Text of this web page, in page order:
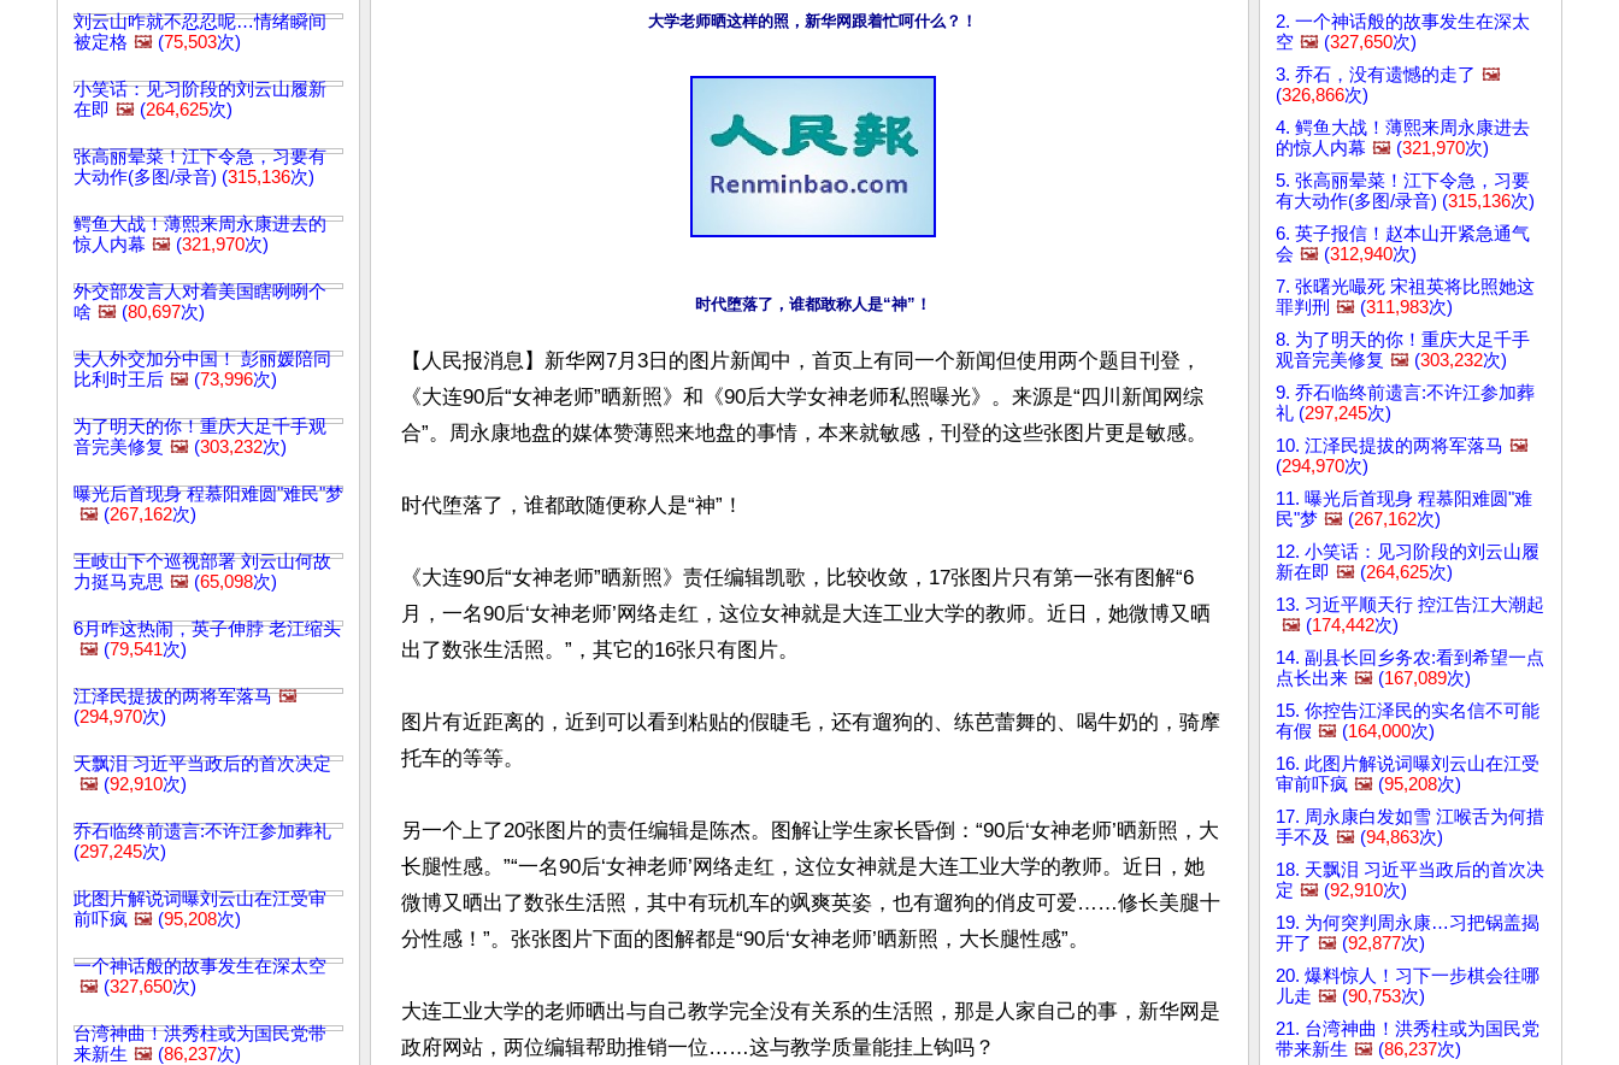
刘云山咋就不忍忍呢…情绪瞬间
被定格 🖼️ (75,503次)
小笑话：见习阶段的刘云山履新
在即 🖼️ (264,625次)
张高丽晕菜！江下令急，习要有
大动作(多图/录音) (315,136次)
鳄鱼大战！薄熙来周永康进去的
惊人内幕 🖼️ (321,970次)
外交部发言人对着美国瞎咧咧个
啥 🖼️ (80,697次)
夫人外交加分中国！ 彭丽媛陪同
比利时王后 🖼️ (73,996次)
为了明天的你！重庆大足千手观
音完美修复 🖼️ (303,232次)
曝光后首现身 程慕阳难圆"难民"梦
🖼️ (267,162次)
王岐山下个巡视部署 刘云山何故
力挺马克思 🖼️ (65,098次)
6月咋这热闹，英子伸脖 老江缩头
🖼️ (79,541次)
江泽民提拔的两将军落马 🖼️
(294,970次)
天飘泪 习近平当政后的首次决定
🖼️ (92,910次)
乔石临终前遗言:不许江参加葬礼
(297,245次)
此图片解说词曝刘云山在江受审
前吓疯 🖼️ (95,208次)
一个神话般的故事发生在深太空
🖼️ (327,650次)
台湾神曲！洪秀柱或为国民党带
来新生 🖼️ (86,237次)
大学老师晒这样的照，新华网跟着忙呵什么？！
时代堕落了，谁都敢称人是“神”！
【人民报消息】新华网7月3日的图片新闻中，首页上有同一个新闻但使用两个题目刊登，
《大连90后“女神老师”晒新照》和《90后大学女神老师私照曝光》。来源是“四川新闻网综
合”。周永康地盘的媒体赞薄熙来地盘的事情，本来就敏感，刊登的这些张图片更是敏感。
时代堕落了，谁都敢随便称人是“神”！
《大连90后“女神老师”晒新照》责任编辑凯歌，比较收敛，17张图片只有第一张有图解“6
月，一名90后‘女神老师’网络走红，这位女神就是大连工业大学的教师。近日，她微博又晒
出了数张生活照。”，其它的16张只有图片。
图片有近距离的，近到可以看到粘贴的假睫毛，还有遛狗的、练芭蕾舞的、喝牛奶的，骑摩
托车的等等。
另一个上了20张图片的责任编辑是陈杰。图解让学生家长昏倒：“90后‘女神老师’晒新照，大
长腿性感。”“一名90后‘女神老师’网络走红，这位女神就是大连工业大学的教师。近日，她
微博又晒出了数张生活照，其中有玩机车的飒爽英姿，也有遛狗的俏皮可爱……修长美腿十
分性感！”。张张图片下面的图解都是“90后‘女神老师’晒新照，大长腿性感”。
大连工业大学的老师晒出与自己教学完全没有关系的生活照，那是人家自己的事，新华网是
政府网站，两位编辑帮助推销一位……这与教学质量能挂上钩吗？
2. 一个神话般的故事发生在深太
空 🖼️ (327,650次)
3. 乔石，没有遗憾的走了 🖼️
(326,866次)
4. 鳄鱼大战！薄熙来周永康进去
的惊人内幕 🖼️ (321,970次)
5. 张高丽晕菜！江下令急，习要
有大动作(多图/录音) (315,136次)
6. 英子报信！赵本山开紧急通气
会 🖼️ (312,940次)
7. 张曙光嘬死 宋祖英将比照她这
罪判刑 🖼️ (311,983次)
8. 为了明天的你！重庆大足千手
观音完美修复 🖼️ (303,232次)
9. 乔石临终前遗言:不许江参加葬
礼 (297,245次)
10. 江泽民提拔的两将军落马 🖼️
(294,970次)
11. 曝光后首现身 程慕阳难圆"难
民"梦 🖼️ (267,162次)
12. 小笑话：见习阶段的刘云山履
新在即 🖼️ (264,625次)
13. 习近平顺天行 控江告江大潮起
🖼️ (174,442次)
14. 副县长回乡务农:看到希望一点
点长出来 🖼️ (167,089次)
15. 你控告江泽民的实名信不可能
有假 🖼️ (164,000次)
16. 此图片解说词曝刘云山在江受
审前吓疯 🖼️ (95,208次)
17. 周永康白发如雪 江喉舌为何措
手不及 🖼️ (94,863次)
18. 天飘泪 习近平当政后的首次决
定 🖼️ (92,910次)
19. 为何突判周永康…习把锅盖揭
开了 🖼️ (92,877次)
20. 爆料惊人！习下一步棋会往哪
儿走 🖼️ (90,753次)
21. 台湾神曲！洪秀柱或为国民党
带来新生 🖼️ (86,237次)